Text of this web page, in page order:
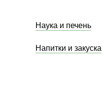
Наука и печень
Напитки и закуска